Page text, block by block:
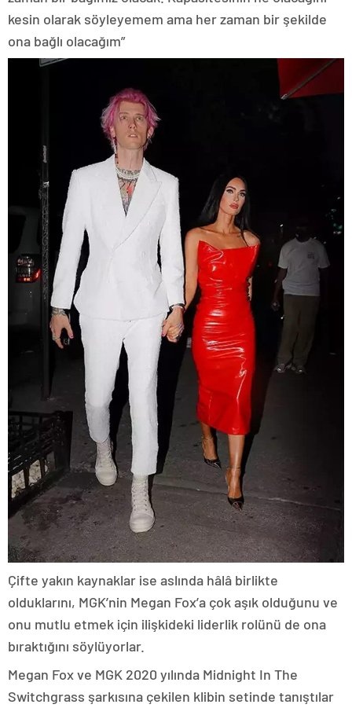
kesin olarak söyleyemem ama her zaman bir şekilde
ona bağlı olacağım”
Çifte yakın kaynaklar ise aslında hâlâ birlikte
olduklarını, MGK’nin Megan Fox’a çok aşık olduğunu ve
onu mutlu etmek için ilişkideki liderlik rolünü de ona
bıraktığını söylüyorlar.
Megan Fox ve MGK 2020 yılında Midnight In The
Switchgrass şarkısına çekilen klibin setinde tanıştılar